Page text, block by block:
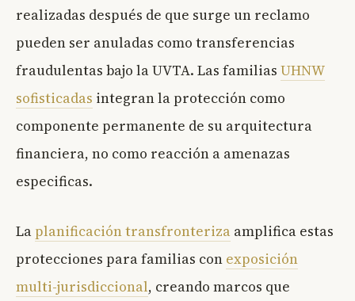
realizadas después de que surge un reclamo
pueden ser anuladas como transferencias
fraudulentas bajo la UVTA. Las familias UHNW
sofisticadas integran la protección como
componente permanente de su arquitectura
financiera, no como reacción a amenazas
especificas.
La planificación transfronteriza amplifica estas
protecciones para familias con exposición
multi-jurisdiccional, creando marcos que